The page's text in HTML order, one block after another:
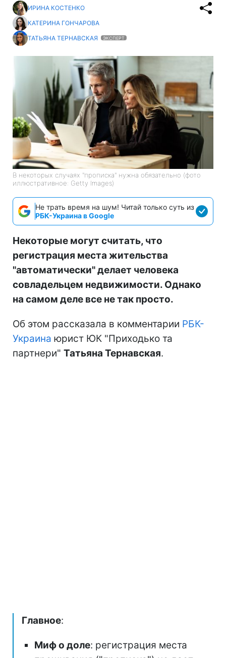
ИРИНА КОСТЕНКО
КАТЕРИНА ГОНЧАРОВА
ТАТЬЯНА ТЕРНАВСКАЯ
ЭКСПЕРТ
В некоторых случаях "прописка" нужна обязательно (фото
иллюстративное: Getty Images)
Не трать время на шум! Читай только суть из
РБК-Украина в Google
Некоторые могут считать, что
регистрация места жительства
"автоматически" делает человека
совладельцем недвижимости. Однако
на самом деле все не так просто.
Об этом рассказала в комментарии РБК-
Украина юрист ЮК "Приходько та
партнери" Татьяна Тернавская.
Главное:
Миф о доле: регистрация места